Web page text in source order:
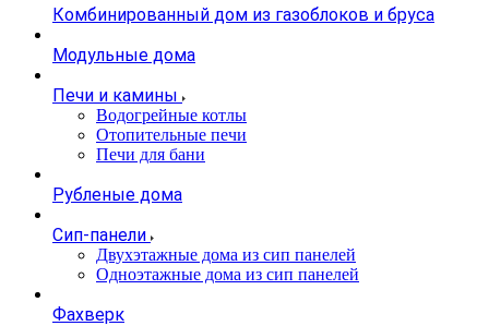
Комбинированный дом из газоблоков и бруса
Модульные дома
Печи и камины
Водогрейные котлы
Отопительные печи
Печи для бани
Рубленые дома
Сип-панели
Двухэтажные дома из сип панелей
Одноэтажные дома из сип панелей
Фахверк